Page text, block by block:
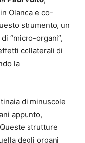
in Olanda e co-
strumento, un
“micro-organi”,
collaterali di
la
di minuscole
appunto,
strutture
degli organi